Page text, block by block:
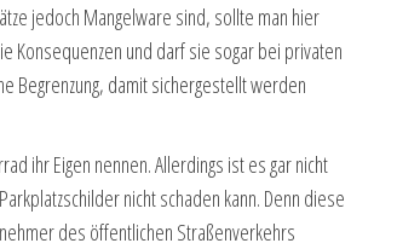
jedoch Mangelware sind, sollte man hier
Konsequenzen und darf sie sogar bei privaten
Begrenzung, damit sichergestellt werden
ihr Eigen nennen. Allerdings ist es gar nicht
nicht schaden kann. Denn diese
des öffentlichen Straßenverkehrs